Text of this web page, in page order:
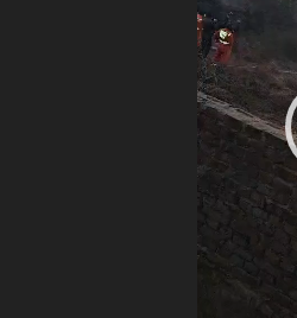
जवान ने नर्स को इतना तंग किया कि